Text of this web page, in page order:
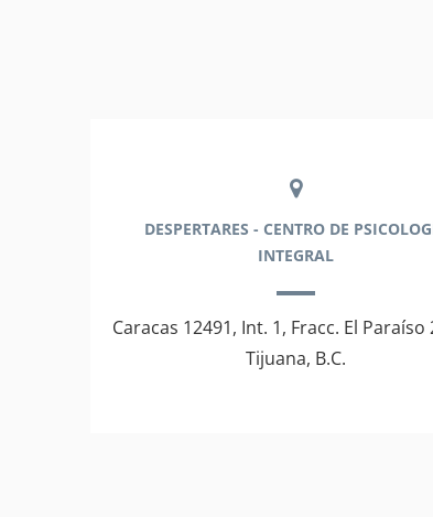
DESPERTARES - CENTRO DE
INTEGRAL
Caracas 12491, Int. 1, Fracc. El Paraíso
Tijuana, B.C.